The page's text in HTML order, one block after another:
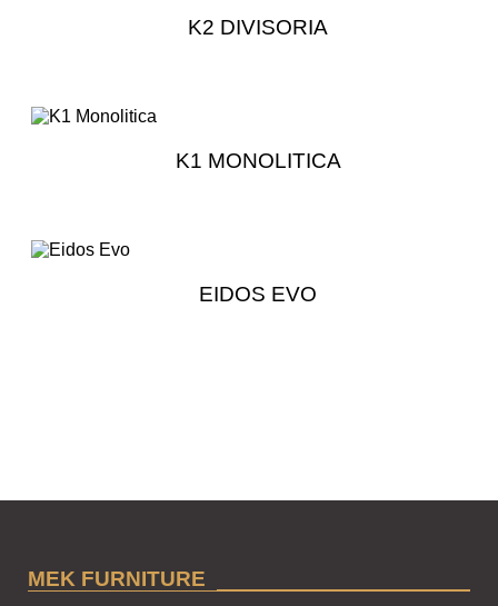
K2 DIVISORIA
K1 MONOLITICA
EIDOS EVO
MEK FURNITURE